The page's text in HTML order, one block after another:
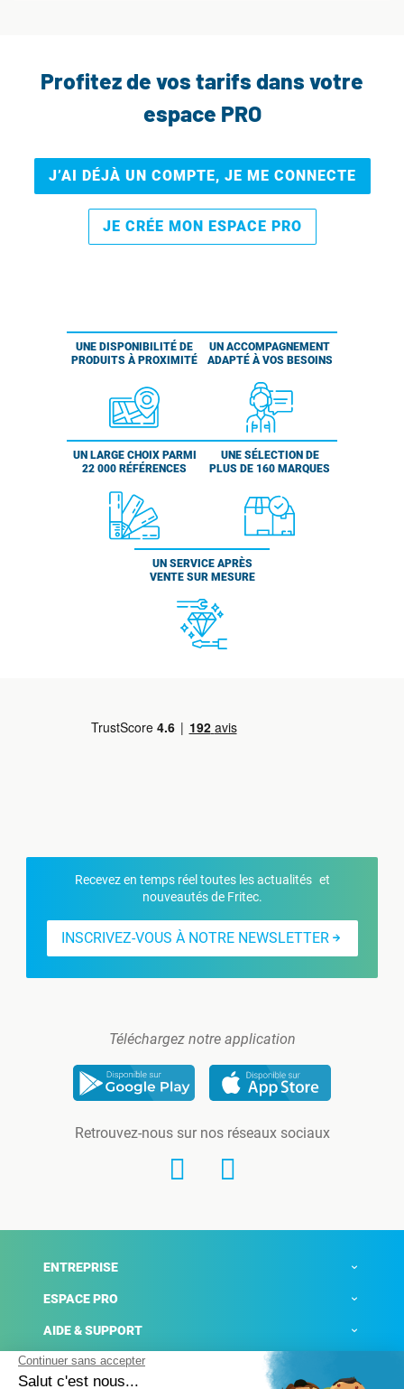
Profitez de vos tarifs dans votre
espace PRO
J’AI DÉJÀ UN COMPTE, JE ME CONNECTE
JE CRÉE MON ESPACE PRO
UNE DISPONIBILITÉ DE
PRODUITS À PROXIMITÉ
UN ACCOMPAGNEMENT
ADAPTÉ À VOS BESOINS
UN LARGE CHOIX PARMI
22 000 RÉFÉRENCES
UNE SÉLECTION DE
PLUS DE 160 MARQUES
UN SERVICE APRÈS
VENTE SUR MESURE
Recevez en temps réel toutes les actualités et
nouveautés de Fritec.
INSCRIVEZ-VOUS À NOTRE NEWSLETTER
Téléchargez notre application
Retrouvez-nous sur nos réseaux sociaux
ENTREPRISE
ESPACE PRO
AIDE & SUPPORT
ACTUALITÉS